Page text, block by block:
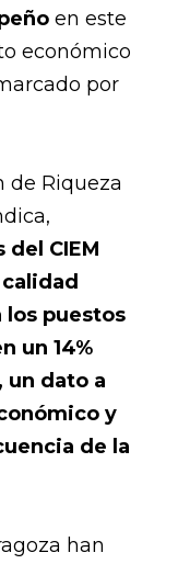
en este
económico
por
de Riqueza
del CIEM
puestos
un 14%
un dato a
y
de la
han